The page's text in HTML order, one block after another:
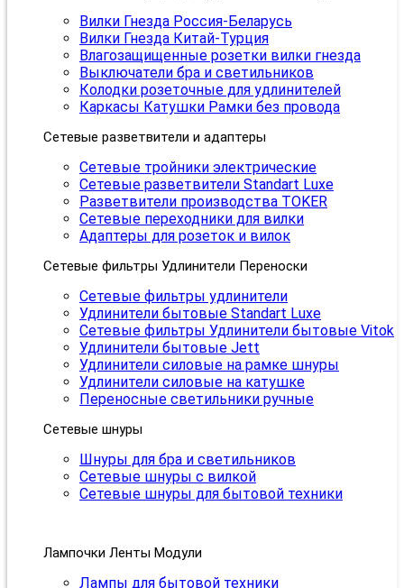
Вилки Гнезда Россия-Беларусь
Вилки Гнезда Китай-Турция
Влагозащищенные розетки вилки гнезда
Выключатели бра и светильников
Колодки розеточные для удлинителей
Каркасы Катушки Рамки без провода
Сетевые разветвители и адаптеры
Сетевые тройники электрические
Сетевые разветвители Standart Luxe
Разветвители производства TOKER
Сетевые переходники для вилки
Адаптеры для розеток и вилок
Сетевые фильтры Удлинители Переноски
Сетевые фильтры удлинители
Удлинители бытовые Standart Luxe
Сетевые фильтры Удлинители бытовые Vitok
Удлинители бытовые Jett
Удлинители силовые на рамке шнуры
Удлинители силовые на катушке
Переносные светильники ручные
Сетевые шнуры
Шнуры для бра и светильников
Сетевые шнуры с вилкой
Сетевые шнуры для бытовой техники
Лампочки Ленты Модули
Лампы для бытовой техники